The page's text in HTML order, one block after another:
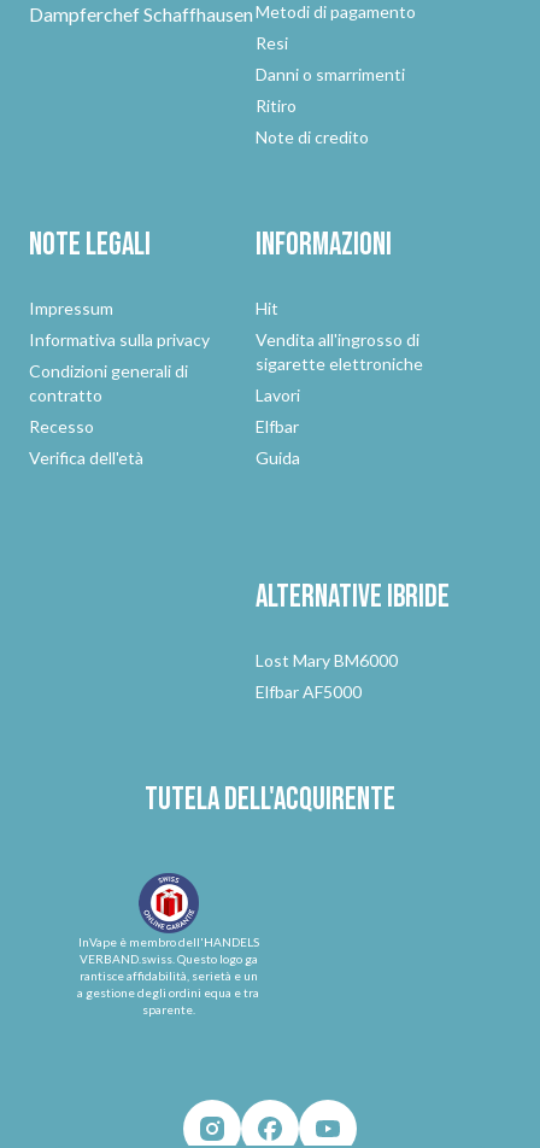
Dampferchef SchaffhausenMetodi di pagamento
Resi
Danni o smarrimenti
Ritiro
Note di credito
Note legali
Impressum
Informativa sulla privacy
Condizioni generali di
contratto
Recesso
Verifica dell'età
Informazioni
Hit
Vendita all'ingrosso di
sigarette elettroniche
Lavori
Elfbar
Guida
Alternativeibride
Lost Mary BM6000
Elfbar AF5000
Tutela dell'acquirente
InVape è membro dell'HANDELS
VERBAND.swiss. Questo logo ga
rantisce affidabilità, serietà e un
a gestione degli ordini equa e tra
sparente.